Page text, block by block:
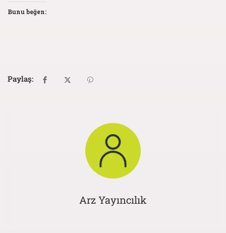
Bunu beğen:
Paylaş:
Arz Yayıncılık